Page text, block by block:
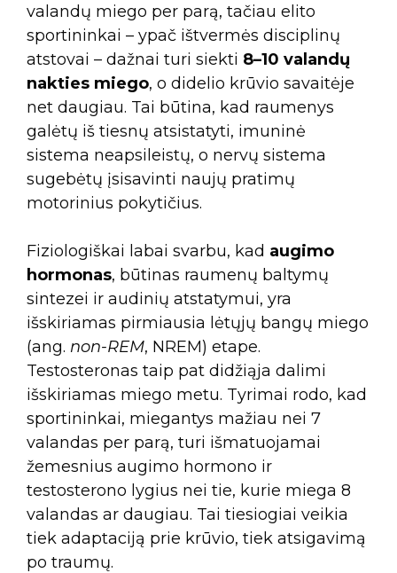
valandų miego per parą, tačiau elito
sportininkai – ypač ištvermės disciplinų
atstovai – dažnai turi siekti 8–10 valandų
nakties miego, o didelio krūvio savaitėje
net daugiau. Tai būtina, kad raumenys
galėtų iš tiesnų atsistatyti, imuninė
sistema neapsileistų, o nervų sistema
sugebėtų įsisavinti naujų pratimų
motorinius pokytičius.
Fiziologiškai labai svarbu, kad augimo
hormonas, būtinas raumenų baltymų
sintezei ir audinių atstatymui, yra
išskiriamas pirmiausia lėtųjų bangų miego
(ang. non-REM, NREM) etape.
Testosteronas taip pat didžiąja dalimi
išskiriamas miego metu. Tyrimai rodo, kad
sportininkai, miegantys mažiau nei 7
valandas per parą, turi išmatuojamai
žemesnius augimo hormono ir
testosterono lygius nei tie, kurie miega 8
valandas ar daugiau. Tai tiesiogiai veikia
tiek adaptaciją prie krūvio, tiek atsigavimą
po traumų.